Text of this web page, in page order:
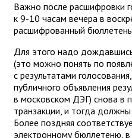
Важно после расшифровки
к 9-10 часам вечера в
расшифрованный
Для этого надо
(это можно понять по
с результатами
публичного объявления
в московском ДЭГ) снова в
транзакции, и тогда
Более поздняя
электронному бюллетеню,